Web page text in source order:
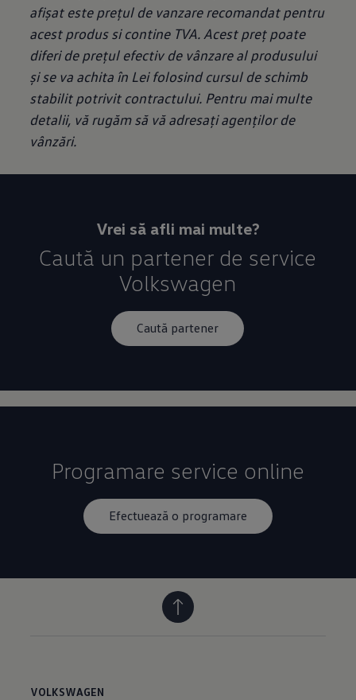
afișat este prețul de vanzare recomandat pentru
acest produs si contine TVA. Acest preț poate
diferi de prețul efectiv de vânzare al produsului
și se va achita în Lei folosind cursul de schimb
stabilit potrivit contractului. Pentru mai multe
detalii, vă rugăm să vă adresați agenților de
vânzări.
Vrei să afli mai multe?
Caută un partener de service
Volkswagen
Caută partener
Programare service online
Efectuează o programare
VOLKSWAGEN